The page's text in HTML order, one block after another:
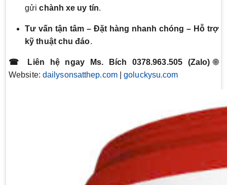
gửichành xe uy tín.
Tư vấn tận tâm – Đặt hàng nhanh chóng – Hỗ trợ
kỹ thuật chu đáo.
☎ Liên hệ ngay Ms. Bích 0378.963.505 (Zalo) 🌐
Website: dailysonsatthep.com|goluckysu.com